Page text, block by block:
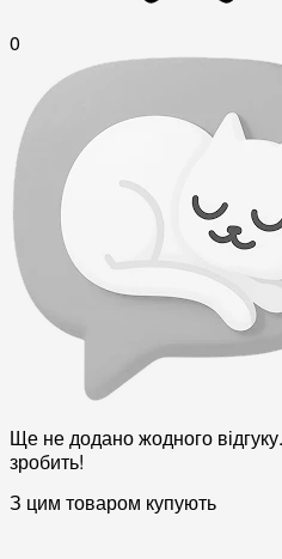
0
Ще не додано жодного
зробить!
З цим товаром купують